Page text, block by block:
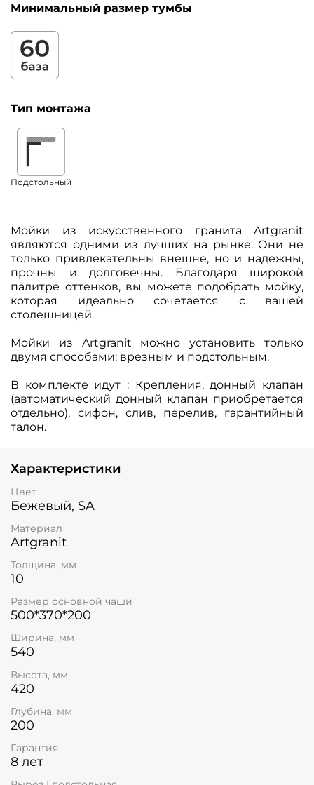
Минимальный размер тумбы
Тип монтажа
Подстольный
Мойки из искусственного гранита Artgranit
являются одними из лучших на рынке. Они не
только привлекательны внешне, но и надежны,
прочны и долговечны. Благодаря широкой
палитре оттенков, вы можете подобрать мойку,
которая идеально сочетается с вашей
столешницей.
Мойки из Artgranit можно установить только
двумя способами: врезным и подстольным.
В комплекте идут : Крепления, донный клапан
(автоматический донный клапан приобретается
отдельно), сифон, слив, перелив, гарантийный
талон.
Характеристики
Цвет
Бежевый, SA
Материал
Artgranit
Толщина, мм
10
Размер основной чаши
500*370*200
Ширина, мм
540
Высота, мм
420
Глубина, мм
200
Гарантия
8 лет